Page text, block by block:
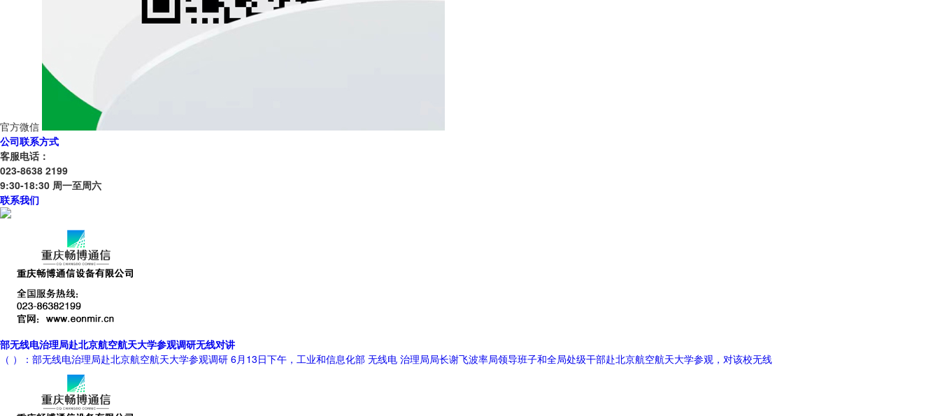
官方微信
公司联系方式
客服电话：
023-8638 2199
9:30-18:30 周一至周六
联系我们
部无线电治理局赴北京航空航天大学参观调研无线对讲
（ ）：部无线电治理局赴北京航空航天大学参观调研 6月13日下午，工业和信息化部 无线电 治理局局长谢飞波率局领导班子和全局处级干部赴北京航空航天大学参观，对该校无线